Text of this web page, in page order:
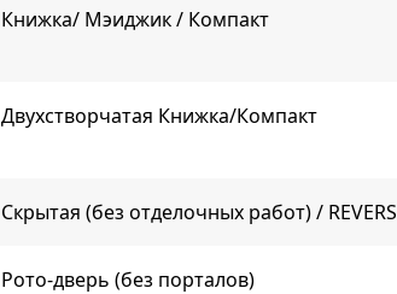
Книжка/ Мэиджик / Компакт
Двухстворчатая Книжка/Компакт
Скрытая (без отделочных работ) / REVERS
Рото-дверь (без порталов)